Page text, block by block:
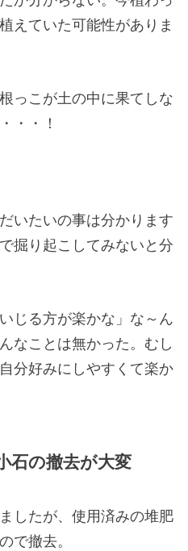
えていた可能性がありま
っこが土の中に果てしな
・・！
いたいの事は分かります
掘り起こしてみないと分
じる方が楽かな」な～ん
なことは無かった。むし
分好みにしやすくて楽か
石の撤去が大変
したが、使用済みの堆肥
で撤去。